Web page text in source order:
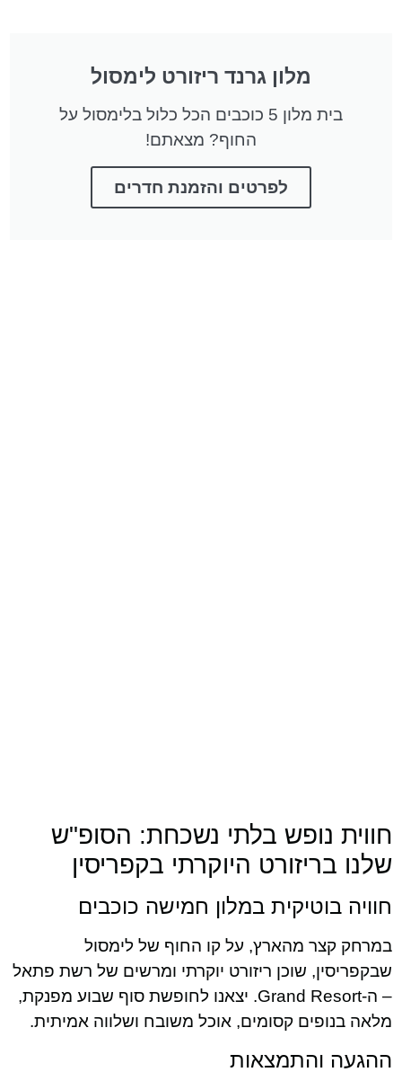
מלון גרנד ריזורט לימסול
בית מלון 5 כוכבים הכל כלול בלימסול על
החוף? מצאתם!
לפרטים והזמנת חדרים
חווית נופש בלתי נשכחת: הסופ"ש
שלנו בריזורט היוקרתי בקפריסין
חוויה בוטיקית במלון חמישה כוכבים
במרחק קצר מהארץ, על קו החוף של לימסול
שבקפריסין, שוכן ריזורט יוקרתי ומרשים של רשת פתאל
– ה-Grand Resort. יצאנו לחופשת סוף שבוע מפנקת,
מלאה בנופים קסומים, אוכל משובח ושלווה אמיתית.
ההגעה והתמצאות